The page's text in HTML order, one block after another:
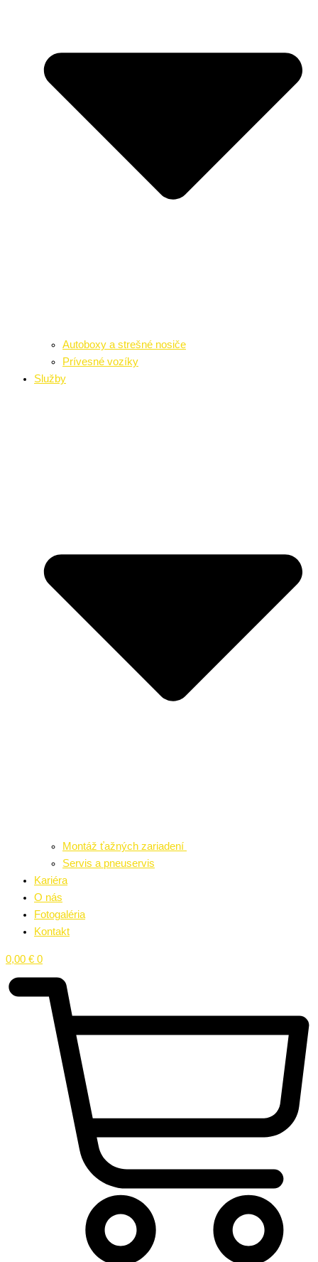
Autoboxy a strešné nosiče
Prívesné vozíky
Služby
Montáž ťažných zariadení
Servis a pneuservis
Kariéra
O nás
Fotogaléria
Kontakt
0,00 € 0